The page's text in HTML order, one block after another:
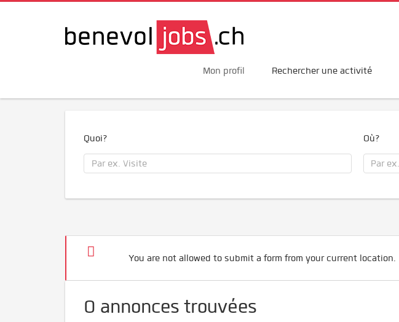
Mon profil Rechercher une activité
Quoi? Où?
You are not allowed to submit a form from your current location.
0 annonces trouvées